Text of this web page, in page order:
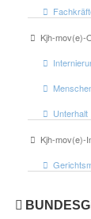
Kjh-mov(e)-
Unterhalt
Kjh-mov(e)-